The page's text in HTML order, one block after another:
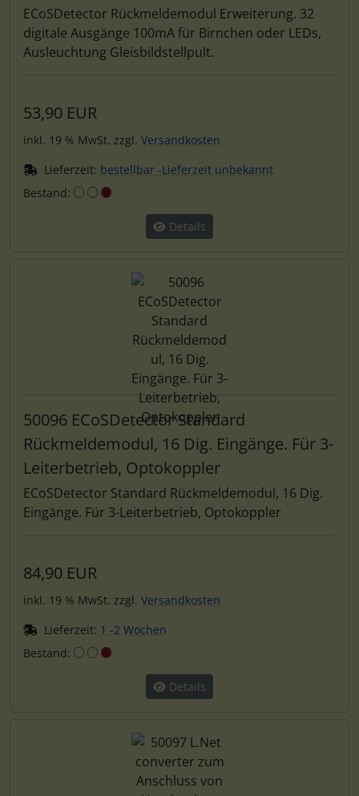
ECoSDetector Rückmeldemodul Erweiterung. 32
digitale Ausgänge 100mA für Birnchen oder LEDs,
Ausleuchtung Gleisbildstellpult.
53,90 EUR
inkl. 19 % MwSt. zzgl. Versandkosten
Lieferzeit: bestellbar -Lieferzeit unbekannt
Bestand:
Details
50096 ECoSDetector Standard
Rückmeldemodul, 16 Dig. Eingänge. Für 3-
Leiterbetrieb, Optokoppler
ECoSDetector Standard Rückmeldemodul, 16 Dig.
Eingänge. Für 3-Leiterbetrieb, Optokoppler
84,90 EUR
inkl. 19 % MwSt. zzgl. Versandkosten
Lieferzeit: 1 -2 Wochen
Bestand:
Details